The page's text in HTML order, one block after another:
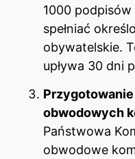
1000
spełniać
obywatelskie.
upływa 30 dni
obwodowych
Państwowa
obwodowe